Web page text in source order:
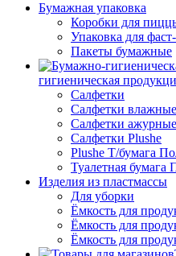
Бумажная упаковка
Коробки для
Упаковка для
Пакеты бумажные
гигиеническая
Салфетки
Салфетки влажные
Салфетки ажурные
Салфетки Plushe
Plushe Т/бумага
Туалетная бумага
Изделия из пластмассы
Для уборки
Ёмкость для
Ёмкость для
Ёмкость для